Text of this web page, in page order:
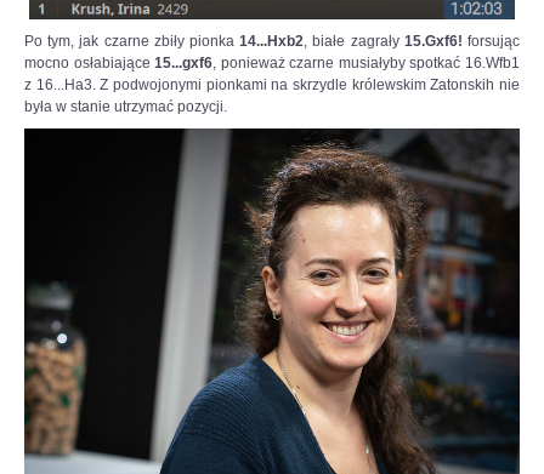
Po tym, jak czarne zbiły pionka14...Hxb2, białe zagrały 15.Gxf6! forsując
mocno osłabiające15...gxf6, ponieważ czarne musiałyby spotkać 16.Wfb1
z 16...Ha3. Z podwojonymi pionkami na skrzydle królewskim Zatonskih nie
była w stanie utrzymać pozycji.